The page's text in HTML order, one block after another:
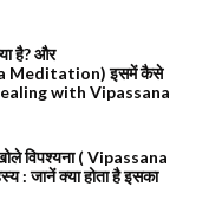
है? और
Meditation) इसमें कैसे
with Vipassana
विपश्यना ( Vipassana
जानें क्या होता है इसका